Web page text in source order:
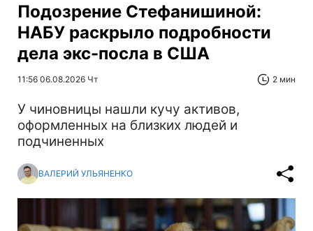
Подозрение Стефанишиной:
НАБУ раскрыло подробности
дела экс-посла в США
11:56 06.08.2026 Чт 2 мин
У чиновницы нашли кучу активов,
оформленных на близких людей и
подчиненных
ВАЛЕРИЙ УЛЬЯНЕНКО